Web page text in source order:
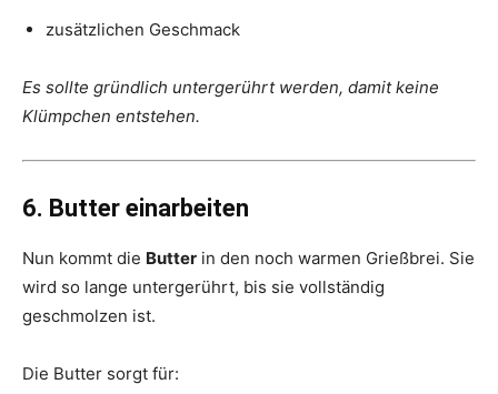
zusätzlichen Geschmack
Es sollte gründlich untergerührt werden, damit keine
Klümpchen entstehen.
6. Butter einarbeiten
Nun kommt die Butter in den noch warmen Grießbrei. Sie
wird so lange untergerührt, bis sie vollständig
geschmolzen ist.
Die Butter sorgt für: